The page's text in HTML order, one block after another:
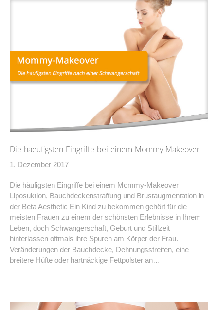
Die-haeufigsten-Eingriffe-bei-einem-Mommy-Makeover
1. Dezember 2017
Die häufigsten Eingriffe bei einem Mommy-Makeover
Liposuktion, Bauchdeckenstraffung und Brustaugmentation in
der Beta Aesthetic Ein Kind zu bekommen gehört für die
meisten Frauen zu einem der schönsten Erlebnisse in Ihrem
Leben, doch Schwangerschaft, Geburt und Stillzeit
hinterlassen oftmals ihre Spuren am Körper der Frau.
Veränderungen der Bauchdecke, Dehnungsstreifen, eine
breitere Hüfte oder hartnäckige Fettpolster an…